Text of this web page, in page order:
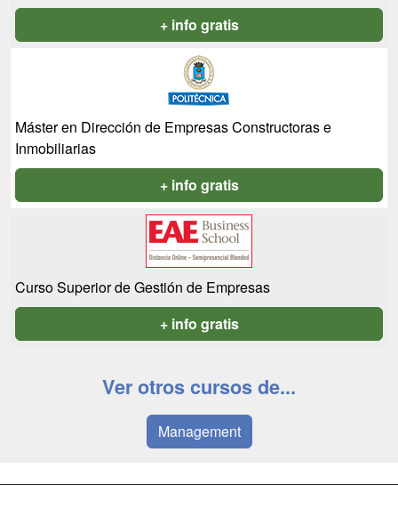
+ info gratis
Máster en Dirección de Empresas Constructoras e
Inmobiliarias
+ info gratis
Curso Superior de Gestión de Empresas
+ info gratis
Ver otros cursos de...
Management